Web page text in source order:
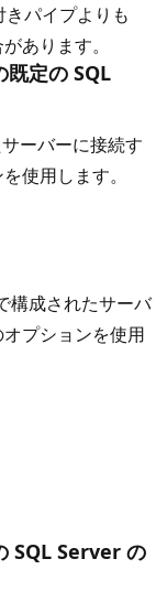
パイプよりも
あります。
既定の SQL
ーバーに接続す
使用します。
構成されたサーバ
プションを使用
SQL Server の